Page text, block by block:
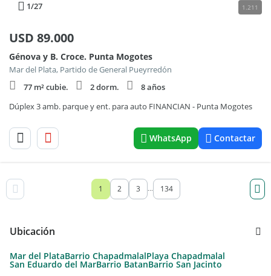
1/27 1.211
USD 89.000
Génova y B. Croce. Punta Mogotes
Mar del Plata, Partido de General Pueyrredón
77 m² cubie.
2 dorm.
8 años
Dúplex 3 amb. parque y ent. para auto FINANCIAN - Punta Mogotes
WhatsApp Contactar
1 2 3 ... 134
Ubicación
Mar del PlataBarrio ChapadmalalPlaya Chapadmalal
San Eduardo del MarBarrio BatanBarrio San Jacinto